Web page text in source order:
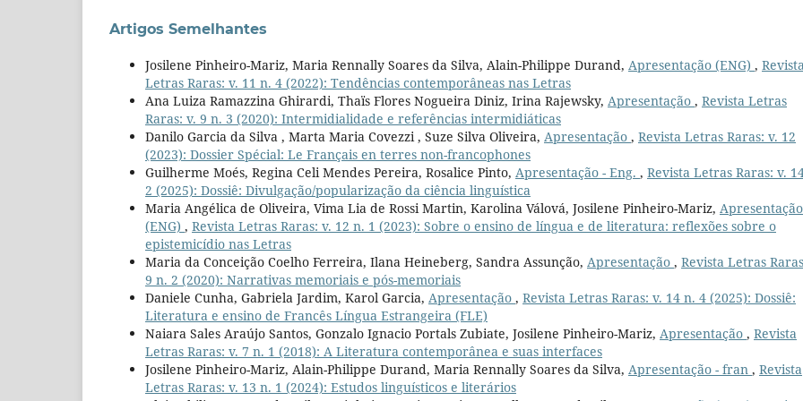
Artigos Semelhantes
Josilene Pinheiro-Mariz, Maria Rennally Soares da Silva, Alain-Philippe Durand, Apresentação (ENG) ,
Letras Raras: v. 11 n. 4 (2022): Tendências contemporâneas nas Letras
Ana Luiza Ramazzina Ghirardi, Thaïs Flores Nogueira Diniz, Irina Rajewsky, Apresentação , Revista Letras
Raras: v. 9 n. 3 (2020): Intermidialidade e referências intermidiáticas
Danilo Garcia da Silva , Marta Maria Covezzi , Suze Silva Oliveira, Apresentação , Revista Letras Raras: v. 12
(2023): Dossier Spécial: Le Français en terres non-francophones
Guilherme Moés, Regina Celi Mendes Pereira, Rosalice Pinto, Apresentação - Eng. , Revista Letras Raras: v.
2 (2025): Dossiê: Divulgação/popularização da ciência linguística
Maria Angélica de Oliveira, Vima Lia de Rossi Martin, Karolina Válová, Josilene Pinheiro-Mariz, Apresentação
(ENG) , Revista Letras Raras: v. 12 n. 1 (2023): Sobre o ensino de língua e de literatura: reflexões sobre o
epistemicídio nas Letras
Maria da Conceição Coelho Ferreira, Ilana Heineberg, Sandra Assunção, Apresentação , Revista Letras
9 n. 2 (2020): Narrativas memoriais e pós-memoriais
Daniele Cunha, Gabriela Jardim, Karol Garcia, Apresentação , Revista Letras Raras: v. 14 n. 4 (2025): Dossiê:
Literatura e ensino de Francês Língua Estrangeira (FLE)
Naiara Sales Araújo Santos, Gonzalo Ignacio Portals Zubiate, Josilene Pinheiro-Mariz, Apresentação , Revista
Letras Raras: v. 7 n. 1 (2018): A Literatura contemporânea e suas interfaces
Josilene Pinheiro-Mariz, Alain-Philippe Durand, Maria Rennally Soares da Silva, Apresentação - fran , Revista
Letras Raras: v. 13 n. 1 (2024): Estudos linguísticos e literários